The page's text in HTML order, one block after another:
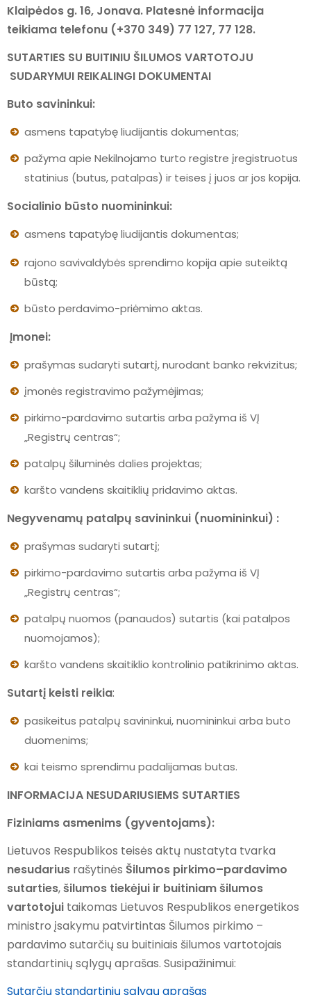
Klaipėdos g. 16, Jonava. Platesnė informacija
teikiama telefonu (+370 349) 77 127, 77 128.
SUTARTIES SU BUITINIU ŠILUMOS VARTOTOJU
SUDARYMUI REIKALINGI DOKUMENTAI
Buto savininkui:
asmens tapatybę liudijantis dokumentas;
pažyma apie Nekilnojamo turto registre įregistruotus
statinius (butus, patalpas) ir teises į juos ar jos kopija.
Socialinio būsto nuomininkui:
asmens tapatybę liudijantis dokumentas;
rajono savivaldybės sprendimo kopija apie suteiktą
būstą;
būsto perdavimo-priėmimo aktas.
Įmonei:
prašymas sudaryti sutartį, nurodant banko rekvizitus;
įmonės registravimo pažymėjimas;
pirkimo-pardavimo sutartis arba pažyma iš VĮ
„Registrų centras“;
patalpų šiluminės dalies projektas;
karšto vandens skaitiklių pridavimo aktas.
Negyvenamų patalpų savininkui (nuomininkui) :
prašymas sudaryti sutartį;
pirkimo-pardavimo sutartis arba pažyma iš VĮ
„Registrų centras“;
patalpų nuomos (panaudos) sutartis (kai patalpos
nuomojamos);
karšto vandens skaitiklio kontrolinio patikrinimo aktas.
Sutartį keisti reikia:
pasikeitus patalpų savininkui, nuomininkui arba buto
duomenims;
kai teismo sprendimu padalijamas butas.
INFORMACIJA NESUDARIUSIEMS SUTARTIES
Fiziniams asmenims (gyventojams):
Lietuvos Respublikos teisės aktų nustatyta tvarka
nesudarius rašytinės Šilumos pirkimo–pardavimo
sutarties,šilumos tiekėjui ir buitiniam šilumos
vartotojui taikomas Lietuvos Respublikos energetikos
ministro įsakymu patvirtintas Šilumos pirkimo –
pardavimo sutarčių su buitiniais šilumos vartotojais
standartinių sąlygų aprašas. Susipažinimui:
Sutarčių standartinių sąlygų aprašas